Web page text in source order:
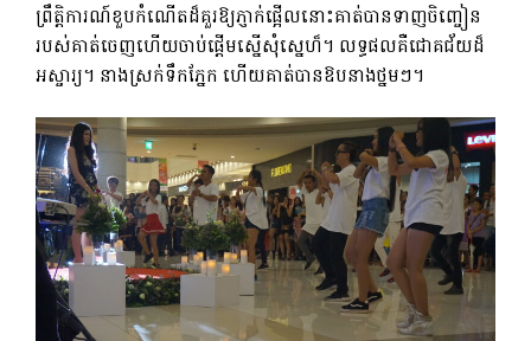
ព្រឹត្តិការណ៍ខួបកំណើតដ៏គួរឱ្យភ្ញាក់ផ្អើលនោះគាត់បានទាញចិញ្ចៀន
របស់គាត់ចេញហើយចាប់ផ្តើមស្នើសុំស្នេហ៏។ លទ្ធផលគឺជោគជ័យដ៏
អស្ចារ្យ។ នាងស្រក់ទឹកភ្នែក ហើយគាត់បានឱបនាងថ្នមៗ។